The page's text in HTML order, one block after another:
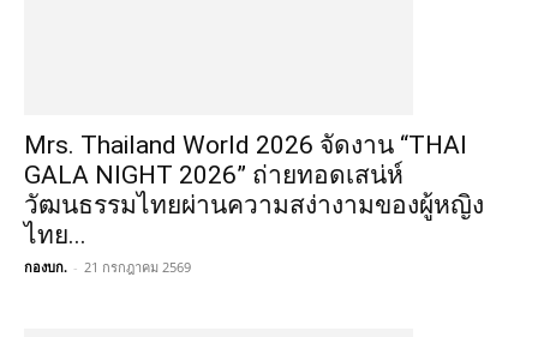
Mrs. Thailand World 2026 จัดงาน “THAI
GALA NIGHT 2026” ถ่ายทอดเสน่ห์
วัฒนธรรมไทยผ่านความสง่างามของผู้หญิง
ไทย...
กองบก. - 21 กรกฎาคม 2569